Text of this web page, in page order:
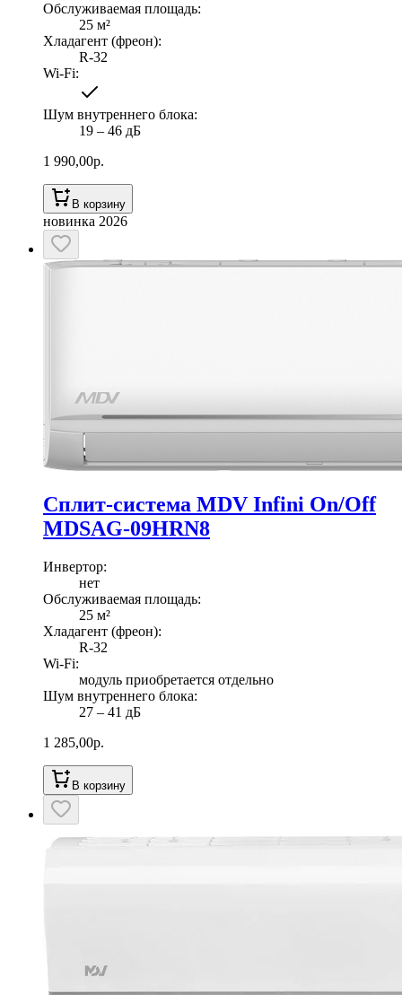
Обслуживаемая площадь:
25 м²
Хладагент (фреон):
R-32
Wi-Fi:
Шум внутреннего блока:
19 ‒ 46 дБ
1 990,00р.
В корзину
новинка 2026
Сплит-система MDV Infini On/Off
MDSAG-09HRN8
Инвертор:
нет
Обслуживаемая площадь:
25 м²
Хладагент (фреон):
R-32
Wi-Fi:
модуль приобретается отдельно
Шум внутреннего блока:
27 ‒ 41 дБ
1 285,00р.
В корзину